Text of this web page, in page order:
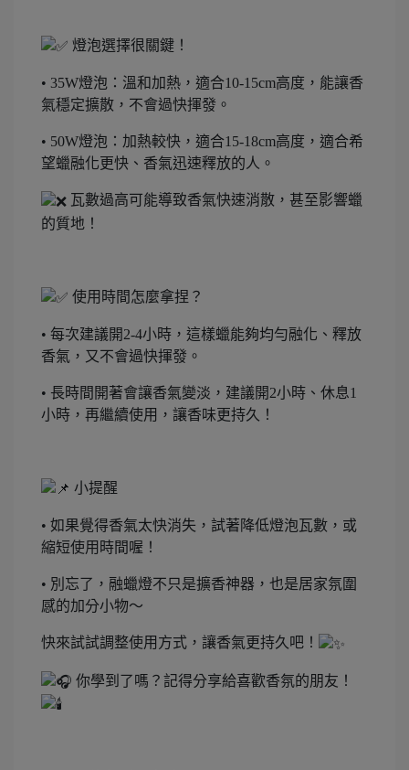
燈泡選擇很關鍵！
• 35W燈泡：溫和加熱，適合10-15cm高度，能讓香
氣穩定擴散，不會過快揮發。
• 50W燈泡：加熱較快，適合15-18cm高度，適合希
望蠟融化更快、香氣迅速釋放的人。
瓦數過高可能導致香氣快速消散，甚至影響蠟
的質地！
使用時間怎麼拿捏？
• 每次建議開2-4小時，這樣蠟能夠均勻融化、釋放
香氣，又不會過快揮發。
• 長時間開著會讓香氣變淡，建議開2小時、休息1
小時，再繼續使用，讓香味更持久！
小提醒
• 如果覺得香氣太快消失，試著降低燈泡瓦數，或
縮短使用時間喔！
• 別忘了，融蠟燈不只是擴香神器，也是居家氛圍
感的加分小物～
快來試試調整使用方式，讓香氣更持久吧！
你學到了嗎？記得分享給喜歡香氛的朋友！